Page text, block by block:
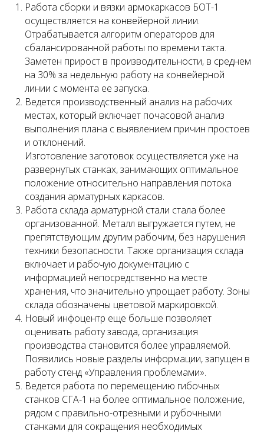
Работа сборки и вязки армокаркасов БОТ-1
осуществляется на конвейерной линии.
Отрабатывается алгоритм операторов для
сбалансированной работы по времени такта.
Заметен прирост в производительности, в среднем
на 30% за недельную работу на конвейерной
линии с момента ее запуска.
Ведется производственный анализ на рабочих
местах, который включает почасовой анализ
выполнения плана с выявлением причин простоев
и отклонений.
Изготовление заготовок осуществляется уже на
развернутых станках, занимающих оптимальное
положение относительно направления потока
создания арматурных каркасов.
Работа склада арматурной стали стала более
организованной. Металл выгружается путем, не
препятствующим другим рабочим, без нарушения
техники безопасности. Также организация склада
включает и рабочую документацию с
информацией непосредственно на месте
хранения, что значительно упрощает работу. Зоны
склада обозначены цветовой маркировкой.
Новый инфоцентр еще больше позволяет
оценивать работу завода, организация
производства становится более управляемой.
Появились новые разделы информации, запущен в
работу стенд «Управления проблемами».
Ведется работа по перемещению гибочных
станков СГА-1 на более оптимальное положение,
рядом с правильно-отрезными и рубочными
станками для сокращения необходимых